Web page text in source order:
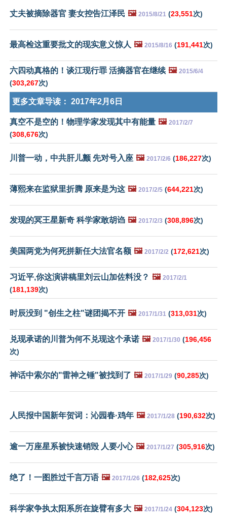
丈夫被摘除器官 妻女控告江泽民 🖼️ 2015/8/21 (23,551次)
最高检这重要批文的现实意义惊人 🖼️ 2015/8/16 (191,441次)
六四动真格的！谈江现行罪 活摘器官在继续 🖼️ 2015/6/4
(303,267次)
更多文章导读： 2017年2月6日
真空不是空的！物理学家发现其中有能量 🖼️ 2017/2/7
(308,676次)
川普一动，中共肝儿颤 先对号入座 🖼️ 2017/2/6 (186,227次)
薄熙来在监狱里折腾 原来是为这 🖼️ 2017/2/5 (644,221次)
发现的冥王星新奇 科学家敢胡诌 🖼️ 2017/2/3 (308,896次)
美国两党为何死拼新任大法官名额 🖼️ 2017/2/2 (172,621次)
习近平,你这演讲稿里刘云山加佐料没？ 🖼️ 2017/2/1
(181,139次)
时辰没到 "创生之柱"谜团揭不开 🖼️ 2017/1/31 (313,031次)
兑现承诺的川普为何不兑现这个承诺 🖼️ 2017/1/30 (196,456
次)
神话中索尔的"雷神之锤"被找到了 🖼️ 2017/1/29 (90,285次)
人民报中国新年贺词：沁园春·鸡年 🖼️ 2017/1/28 (190,632次)
逾一万座星系被快速销毁 人要小心 🖼️ 2017/1/27 (305,916次)
绝了！一图胜过千言万语 🖼️ 2017/1/26 (182,625次)
科学家争执太阳系所在旋臂有多大 🖼️ 2017/1/24 (304,123次)